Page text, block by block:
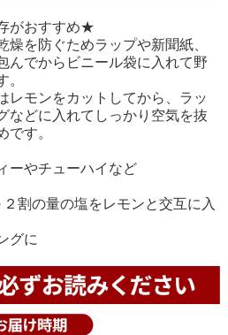
がおすすめ★
燥を防ぐためラップや新聞紙、
んでからビニール袋に入れて野
。
レモンをカットしてから、ラッ
などに入れてしっかり空気を抜
です。
ーやチューハイなど
割の量の塩をレモンと交互に入
グに